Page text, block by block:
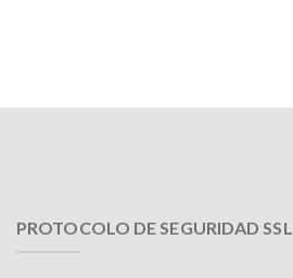
PROTOCOLO DE SEGURIDAD SSL